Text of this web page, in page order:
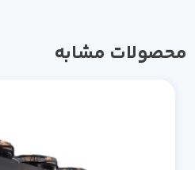
محصولات مشابه